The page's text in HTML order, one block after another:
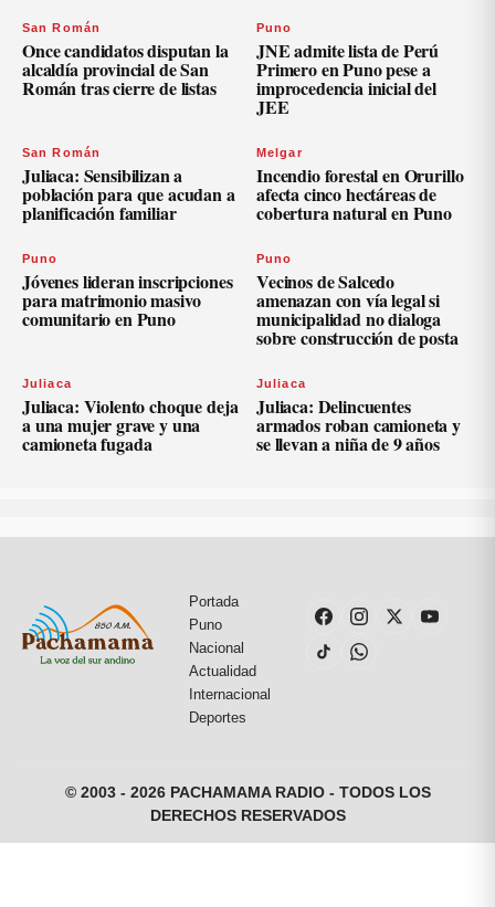
San Román
Once candidatos disputan la
alcaldía provincial de San
Román tras cierre de listas
Puno
JNE admite lista de Perú
Primero en Puno pese a
improcedencia inicial del
JEE
San Román
Juliaca: Sensibilizan a
población para que acudan a
planificación familiar
Melgar
Incendio forestal en Orurillo
afecta cinco hectáreas de
cobertura natural en Puno
Puno
Jóvenes lideran inscripciones
para matrimonio masivo
comunitario en Puno
Puno
Vecinos de Salcedo
amenazan con vía legal si
municipalidad no dialoga
sobre construcción de posta
Juliaca
Juliaca: Violento choque deja
a una mujer grave y una
camioneta fugada
Juliaca
Juliaca: Delincuentes
armados roban camioneta y
se llevan a niña de 9 años
Portada
Puno
Nacional
Actualidad
Internacional
Deportes
© 2003 - 2026 PACHAMAMA RADIO - TODOS LOS
DERECHOS RESERVADOS